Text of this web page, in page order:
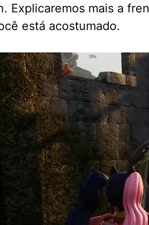
Explicaremos mais a
está acostumado.